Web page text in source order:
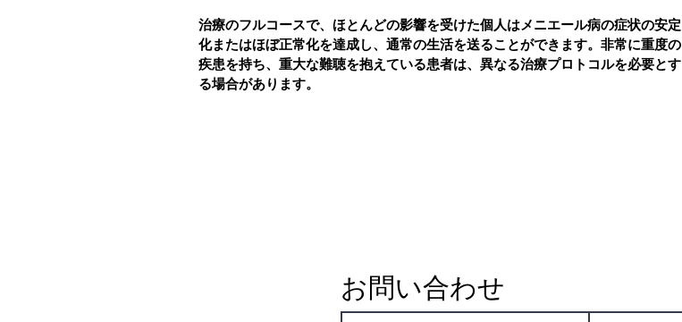
治療のフルコースで、ほとんどの影響を受けた個人はメニエール病の症状の安定
化またはほぼ正常化を達成し、通常の生活を送ることができます。非常に重度の
疾患を持ち、重大な難聴を抱えている患者は、異なる治療プロトコルを必要とす
る場合があります。
お問い合わせ